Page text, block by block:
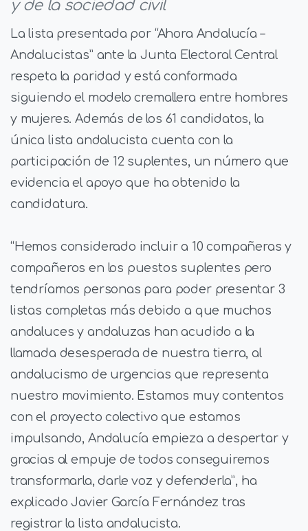
y de la sociedad civil
La lista presentada por “Ahora Andalucía –
Andalucistas” ante la Junta Electoral Central
respeta la paridad y está conformada
siguiendo el modelo cremallera entre hombres
y mujeres. Además de los 61 candidatos, la
única lista andalucista cuenta con la
participación de 12 suplentes, un número que
evidencia el apoyo que ha obtenido la
candidatura.
“Hemos considerado incluir a 10 compañeras y
compañeros en los puestos suplentes pero
tendríamos personas para poder presentar 3
listas completas más debido a que muchos
andaluces y andaluzas han acudido a la
llamada desesperada de nuestra tierra, al
andalucismo de urgencias que representa
nuestro movimiento. Estamos muy contentos
con el proyecto colectivo que estamos
impulsando, Andalucía empieza a despertar y
gracias al empuje de todos conseguiremos
transformarla, darle voz y defenderla”, ha
explicado Javier García Fernández tras
registrar la lista andalucista.